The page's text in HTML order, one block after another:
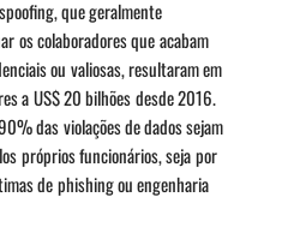
que geralmente
os colaboradores que acabam
ou valiosas, resultaram em
a US$ 20 bilhões desde 2016.
das violações de dados sejam
próprios funcionários, seja por
de phishing ou engenharia